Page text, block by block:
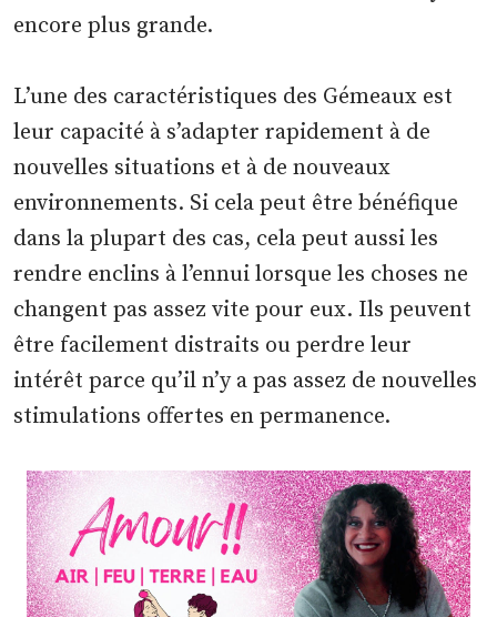
encore plus grande.
L’une des caractéristiques des Gémeaux est
leur capacité à s’adapter rapidement à de
nouvelles situations et à de nouveaux
environnements. Si cela peut être bénéfique
dans la plupart des cas, cela peut aussi les
rendre enclins à l’ennui lorsque les choses ne
changent pas assez vite pour eux. Ils peuvent
être facilement distraits ou perdre leur
intérêt parce qu’il n’y a pas assez de nouvelles
stimulations offertes en permanence.